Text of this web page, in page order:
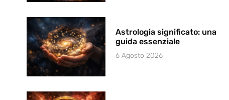
Astrologia significato: una
guida essenziale
6 Agosto 2026